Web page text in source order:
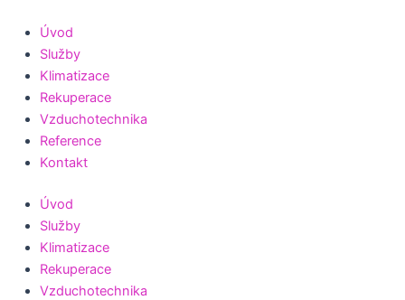
obsah
Úvod
Služby
Klimatizace
Rekuperace
Vzduchotechnika
Reference
Kontakt
Úvod
Služby
Klimatizace
Rekuperace
Vzduchotechnika